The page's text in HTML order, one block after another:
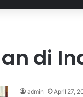
di
admin April 27,